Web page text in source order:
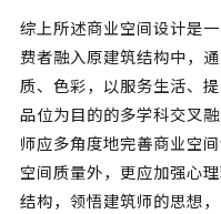
综上所述商业空间设计是
费者融入原建筑结构中，
质、色彩，以服务生活、
品位为目的的多学科交叉
师应多角度地完善商业空
空间质量外，更应加强心
结构，领悟建筑师的思想